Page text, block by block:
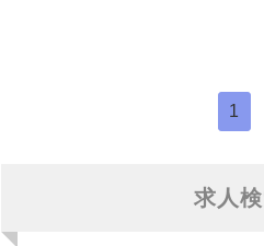
1
求人